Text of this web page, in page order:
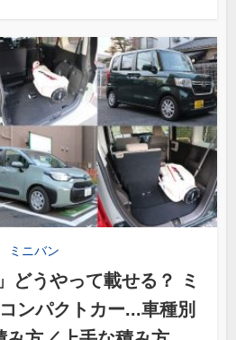
ミニバン
どうやって載せる？ ミ
ンパクトカー...車種別